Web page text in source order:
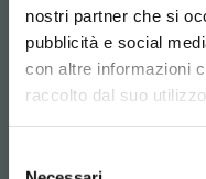
nostri partner che si
pubblicità e social
con altre informazioni
raccolto dal suo
coral 65m II
Scegli il
lingua per